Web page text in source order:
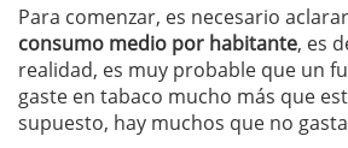
Para comenzar, es necesario
consumo medio por habitante, es
realidad, es muy probable que un
gaste en tabaco mucho más que
supuesto, hay muchos que no